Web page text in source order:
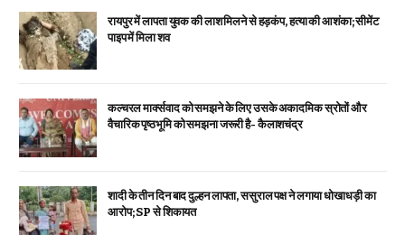
रायपुर में लापता युवक की लाश मिलने से हड़कंप, हत्या की आशंका; सीमेंट
पाइप में मिला शव
कल्चरल मार्क्सवाद को समझने के लिए उसके अकादमिक स्रोतों और
वैचारिक पृष्ठभूमि को समझना जरूरी है- कैलाशचंद्र
शादी के तीन दिन बाद दुल्हन लापता, ससुराल पक्ष ने लगाया धोखाधड़ी का
आरोप; SP से शिकायत